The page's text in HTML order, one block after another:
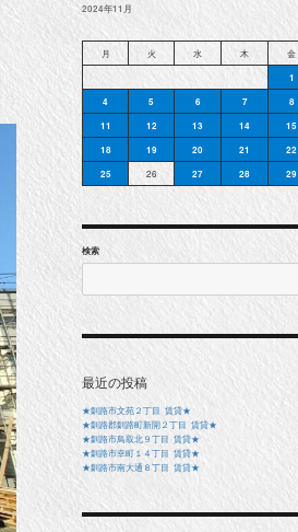
2024年11月
月 火 水 木 金
1
4
5 6 7 8
11
12 13 14 15
18
19 20 21 22
25
26 27 28 29
検索
最近の投稿
★釧路市文苑２丁目 賃貸★
★釧路郡釧路町新開２丁目 賃貸★
★釧路市鳥取北９丁目 賃貸★
★釧路市幸町１４丁目 賃貸★
★釧路市南大通８丁目 賃貸★